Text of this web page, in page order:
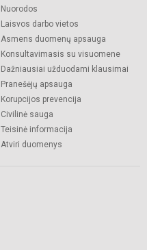
Nuorodos
Laisvos darbo vietos
Asmens duomenų apsauga
Konsultavimasis su visuomene
Dažniausiai užduodami klausimai
Pranešėjų apsauga
Korupcijos prevencija
Civilinė sauga
Teisinė informacija
Atviri duomenys